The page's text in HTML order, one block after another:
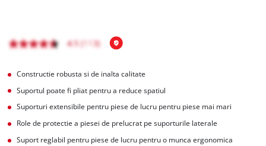
Constructie robusta si de inalta calitate
Suportul poate fi pliat pentru a reduce spatiul
Suporturi extensibile pentru piese de lucru pentru piese mai mari
Role de protectie a piesei de prelucrat pe suporturile laterale
Suport reglabil pentru piese de lucru pentru o munca ergonomica